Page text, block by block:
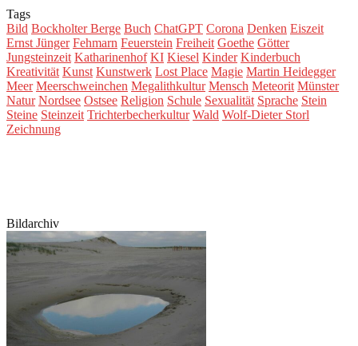
Tags
Bild Bockholter Berge Buch ChatGPT Corona Denken Eiszeit
Ernst Jünger Fehmarn Feuerstein Freiheit Goethe Götter
Jungsteinzeit Katharinenhof KI Kiesel Kinder Kinderbuch
Kreativität Kunst Kunstwerk Lost Place Magie Martin Heidegger
Meer Meerschweinchen Megalithkultur Mensch Meteorit Münster
Natur Nordsee Ostsee Religion Schule Sexualität Sprache Stein
Steine Steinzeit Trichterbecherkultur Wald Wolf-Dieter Storl
Zeichnung
Bildarchiv